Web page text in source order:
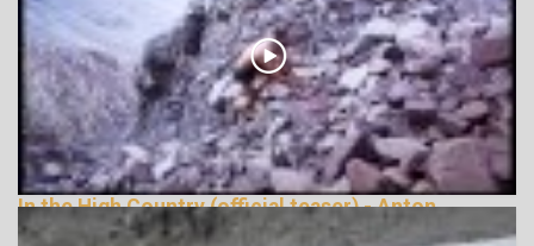
In the High Country (official teaser) - Anton
Krupicka